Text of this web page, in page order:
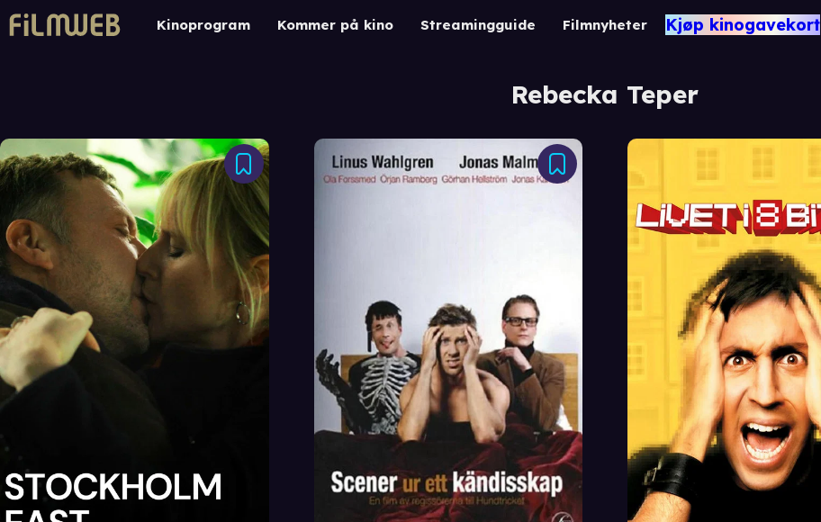
Kinoprogram Kommer på kino Streamingguide Filmnyheter Kjøp kinogavekort
Rebecka Teper